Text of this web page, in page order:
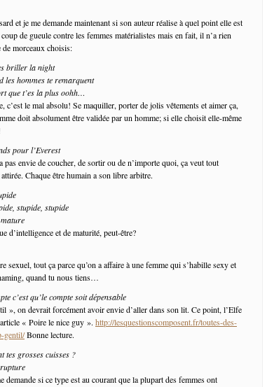
et je me demande maintenant si son auteur réalise à quel point elle est
de gueule contre les femmes matérialistes mais en fait, il n’a rien
morceaux choisis:
briller la night
les hommes te remarquent
que t’es la plus oohh…
c’est le mal absolu! Se maquiller, porter de jolis vêtements et aimer ça,
doit absolument être validée par un homme; si elle choisit elle-même
pour l’Everest
pas envie de coucher, de sortir ou de n’importe quoi, ça veut tout
Chaque être humain a son libre arbitre.
stupide, stupide
d’intelligence et de maturité, peut-être?
sexuel, tout ça parce qu’on a affaire à une femme qui s’habille sexy et
quand tu nous tiens…
c’est qu’le compte soit dépensable
», on devrait forcément avoir envie d’aller dans son lit. Ce point, l’Elfe
« Poire le nice guy ». http://lesquestionscomposent.fr/toutes-des-
gentil/Bonne lecture.
tes grosses cuisses ?
demande si ce type est au courant que la plupart des femmes ont